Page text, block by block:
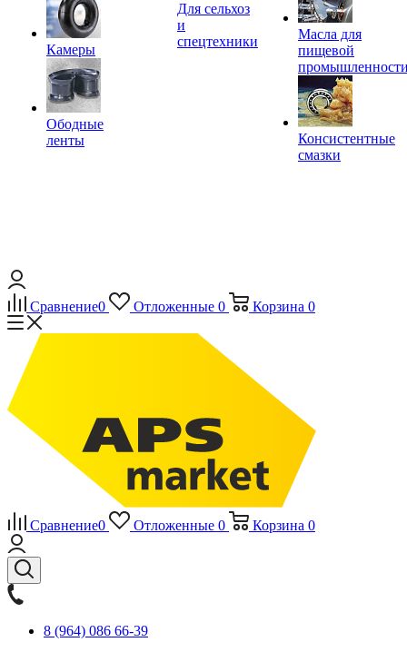
Камеры
Ободные
ленты
Для сельхоз
и
спецтехники
Масла для
пищевой
Консистентные
смазки
Сравнение0 Отложенные 0 Корзина 0
Сравнение0 Отложенные 0 Корзина 0
8 (964) 086 66-39